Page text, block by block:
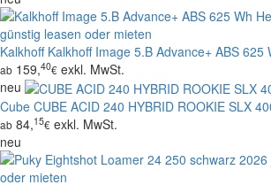
Kalkhoff Kalkhoff Image 5.B Advance+ ABS 625
ab 159,40€ exkl. MwSt.
neu
Cube CUBE ACID 240 HYBRID ROOKIE SLX
ab 84,15€ exkl. MwSt.
neu